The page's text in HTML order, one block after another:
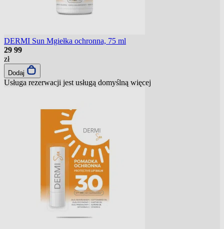
DERMI Sun Mgiełka ochronna, 75 ml
29 99
zł
Dodaj
Usługa rezerwacji jest usługą domyślną więcej